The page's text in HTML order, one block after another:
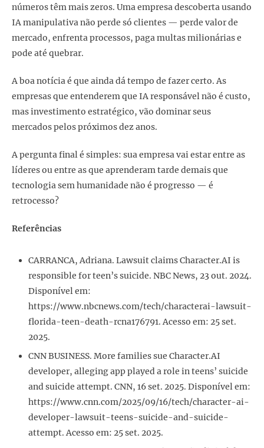
números têm mais zeros. Uma empresa descoberta usando
IA manipulativa não perde só clientes — perde valor de
mercado, enfrenta processos, paga multas milionárias e
pode até quebrar.
A boa notícia é que ainda dá tempo de fazer certo. As
empresas que entenderem que IA responsável não é custo,
mas investimento estratégico, vão dominar seus
mercados pelos próximos dez anos.
A pergunta final é simples: sua empresa vai estar entre as
líderes ou entre as que aprenderam tarde demais que
tecnologia sem humanidade não é progresso — é
retrocesso?
Referências
CARRANCA, Adriana. Lawsuit claims Character.AI is
responsible for teen’s suicide. NBC News, 23 out. 2024.
Disponível em:
https://www.nbcnews.com/tech/characterai-lawsuit-
florida-teen-death-rcna176791. Acesso em: 25 set.
2025.
CNN BUSINESS. More families sue Character.AI
developer, alleging app played a role in teens’ suicide
and suicide attempt. CNN, 16 set. 2025. Disponível em:
https://www.cnn.com/2025/09/16/tech/character-ai-
developer-lawsuit-teens-suicide-and-suicide-
attempt. Acesso em: 25 set. 2025.